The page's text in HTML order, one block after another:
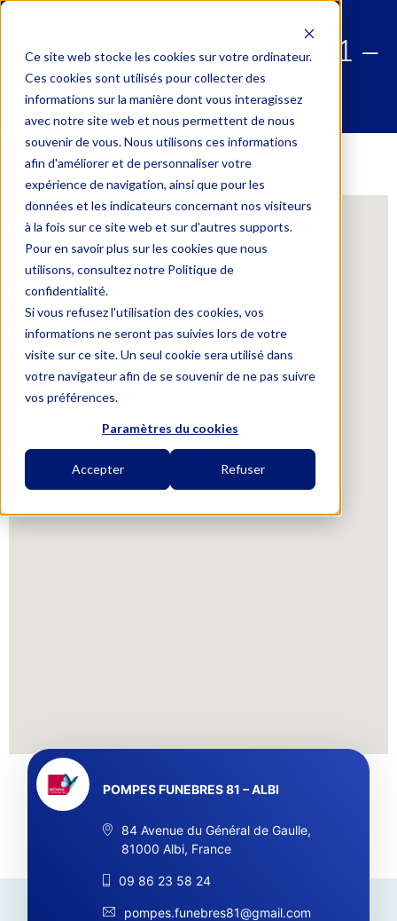
Ce site web stocke les cookies sur votre ordinateur.
Ces cookies sont utilisés pour collecter des
informations sur la manière dont vous interagissez
avec notre site web et nous permettent de nous
souvenir de vous. Nous utilisons ces informations
afin d'améliorer et de personnaliser votre
expérience de navigation, ainsi que pour les
données et les indicateurs concernant nos visiteurs
à la fois sur ce site web et sur d'autres supports.
Pour en savoir plus sur les cookies que nous
utilisons, consultez notre Politique de
confidentialité.
Si vous refusez l'utilisation des cookies, vos
informations ne seront pas suivies lors de votre
visite sur ce site. Un seul cookie sera utilisé dans
votre navigateur afin de se souvenir de ne pas suivre
vos préférences.
Paramètres du cookies
Accepter Refuser
POMPES FUNEBRES 81 –
ALBI
POMPES FUNEBRES 81 – ALBI
84 Avenue du Général de Gaulle,
81000 Albi, France
09 86 23 58 24
pompes.funebres81@gmail.com